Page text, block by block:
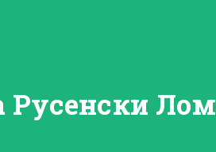
Русенски Лом